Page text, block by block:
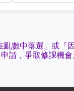
數中落選」或
請，爭取修課機會